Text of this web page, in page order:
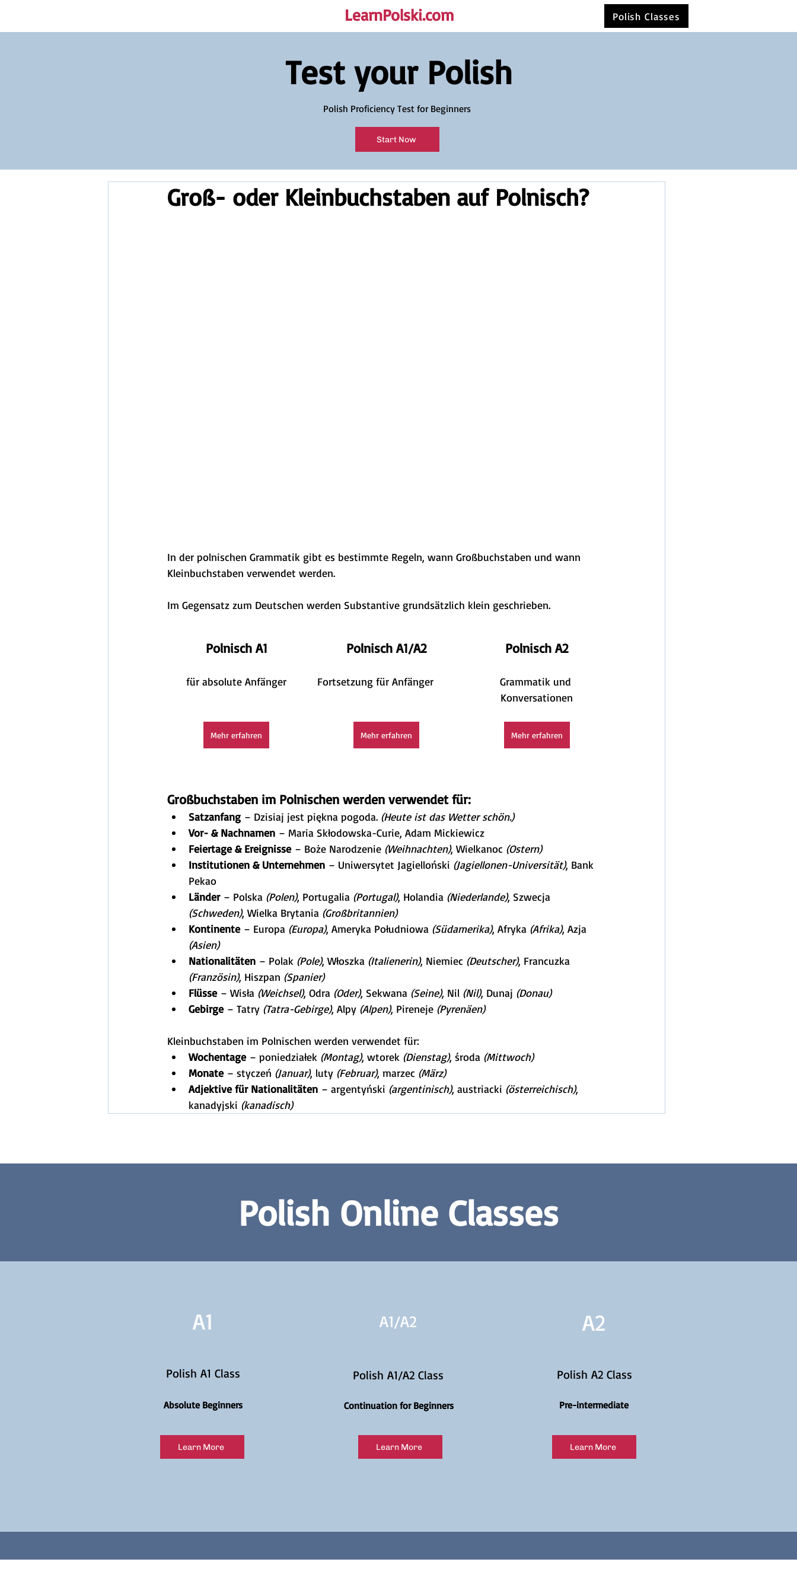
LearnPolski.com Polish Classes
Test your Polish
Polish Proficiency Test for Beginners
Start Now
Groß- oder Kleinbuchstaben auf Polnisch?
In der polnischen Grammatik gibt es bestimmte Regeln, wann Großbuchstaben und wann
Kleinbuchstaben verwendet werden.
Im Gegensatz zum Deutschen werden Substantive grundsätzlich klein geschrieben.
Polnisch A1
für absolute Anfänger
Mehr erfahren
Polnisch A1/A2
Fortsetzung für Anfänger
Mehr erfahren
Polnisch A2
Grammatik und
Konversationen
Mehr erfahren
Großbuchstaben im Polnischen werden verwendet für:
Satzanfang – Dzisiaj jest piękna pogoda. (Heute ist das Wetter schön.)
Vor- & Nachnamen – Maria Skłodowska-Curie, Adam Mickiewicz
Feiertage & Ereignisse – Boże Narodzenie (Weihnachten), Wielkanoc (Ostern)
Institutionen & Unternehmen – Uniwersytet Jagielloński (Jagiellonen-Universität), Bank
Pekao
Länder – Polska (Polen), Portugalia (Portugal), Holandia (Niederlande), Szwecja
(Schweden), Wielka Brytania (Großbritannien)
Kontinente – Europa (Europa), Ameryka Południowa (Südamerika), Afryka (Afrika), Azja
(Asien)
Nationalitäten – Polak (Pole), Włoszka (Italienerin), Niemiec (Deutscher), Francuzka
(Französin), Hiszpan (Spanier)
Flüsse – Wisła (Weichsel), Odra (Oder), Sekwana (Seine), Nil (Nil), Dunaj (Donau)
Gebirge – Tatry (Tatra-Gebirge), Alpy (Alpen), Pireneje (Pyrenäen)
Kleinbuchstaben im Polnischen werden verwendet für:
Wochentage – poniedziałek (Montag), wtorek (Dienstag), środa (Mittwoch)
Monate – styczeń (Januar), luty (Februar), marzec (März)
Adjektive für Nationalitäten – argentyński (argentinisch), austriacki (österreichisch),
kanadyjski (kanadisch)
Polish Online Classes
A1
Polish A1 Class
Absolute Beginners
Learn More
A1/A2
Polish A1/A2 Class
Continuation for Beginners
Learn More
A2
Polish A2 Class
Pre-intermediate
Learn More